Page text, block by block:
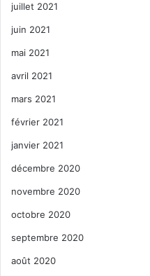
Bénévolat en Floride
conseil
juillet 2021
juin 2021
mai 2021
avril 2021
mars 2021
février 2021
janvier 2021
décembre 2020
novembre 2020
octobre 2020
septembre 2020
août 2020